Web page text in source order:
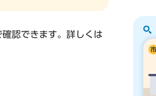
認できます。詳しくは